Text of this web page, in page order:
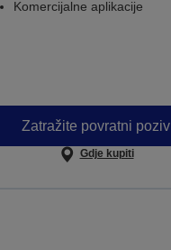
Komercijalne aplikacije
Zatražite povratni poziv
Gdje kupiti